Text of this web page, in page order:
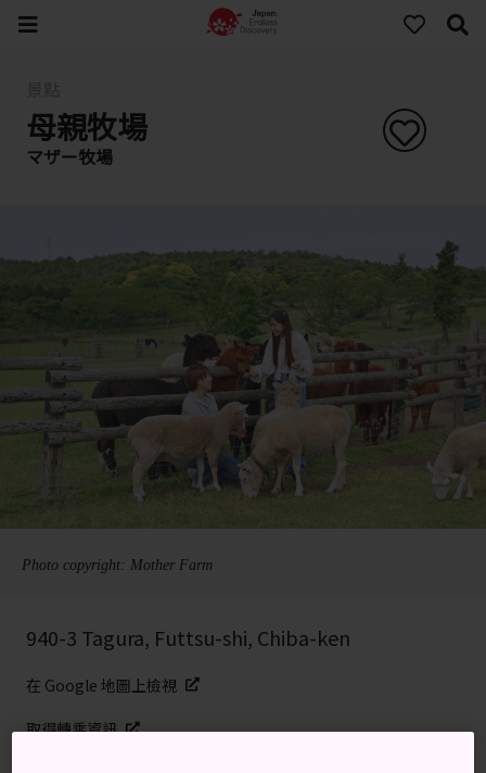
母親牧場
マザー牧場
Photo copyright: Mother Farm
940-3 Tagura, Futtsu-shi, Chiba-ken
在 Google 地圖上檢視
取得轉乘資訊